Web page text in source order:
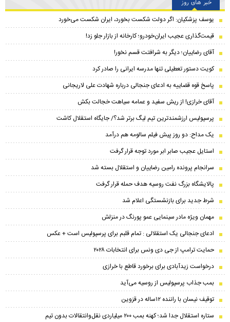
خبر های روز
یوسف پزشکیان: اگر دولت شکست بخورد، ایران شکست می‌خورد
قیمت‌گذاری عجیب ایران‌خودرو؛ کارخانه از بازار جلو زد!
آقای رضاییان؛ دیگر به شرافتت قسم نخور!
کویت دستور تعطیلی تنها مدرسه ایرانی را صادر کرد
پاسخ قوه قضاییه به ادعای جنجالی درباره شهادت علی لاریجانی
آقای خرازی! از ریش سفید و عمامه سیاهت خجالت بکش
پرسپولیس ارزشمندترین تیم لیگ برتر شد؟/ جایگاه استقلال کاشت
یک مداح: دو روز پیش فیلم سالومه هم درآمد
استایل عجیب صابر ابر مورد توجه قرار گرفت
سرانجام پرونده رامین رضاییان و استقلال بسته شد
پالایشگاه بزرگ نفت روسیه هدف حمله قرار گرفت
شرط جدید برای بازنشستگی اعلام شد
مهمان ویژه مادر سینمایی عمو پورنگ در منزلش
ادعای جنجالی یک استقلالی : تمام قلبم برای پرسپولیس است + عکس
حمایت ترامپ از جی دی ونس برای انتخابات ۲۰۲۸
درخواست زیدآبادی برای برخورد قاطع با خرازی
بمب جذاب پرسپولیس از روسیه می‌آید
توقیف نیسان با راننده ۱۲ساله در قزوین
ستاره استقلال جدا شد؛ کهنه بمب ۲۰۰ میلیاردی نقل‌وانتقالات بدون تیم